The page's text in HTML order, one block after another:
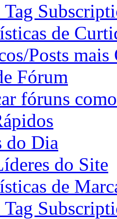
Tag
de
Posts mais
Fórum
fóruns
do Dia
do Site
de
Tag